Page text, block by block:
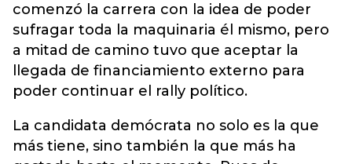
comenzó la carrera con la idea de poder
sufragar toda la maquinaria él mismo, pero
a mitad de camino tuvo que aceptar la
llegada de financiamiento externo para
poder continuar el rally político.
La candidata demócrata no solo es la que
más tiene, sino también la que más ha